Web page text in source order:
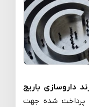
داروسازی باریج
پرداخت شده جهت